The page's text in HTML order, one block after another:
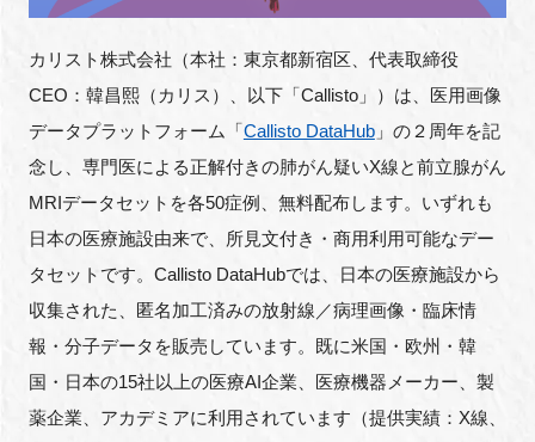
イベントお知らせメール登録
カリスト株式会社（本社：東京都新宿区、代表取締役
CEO：韓昌熙（カリス）、以下「Callisto」）は、医用画像
データプラットフォーム「Callisto DataHub」の２周年を記
念し、専門医による正解付きの肺がん疑いX線と前立腺がん
MRIデータセットを各50症例、無料配布します。いずれも
日本の医療施設由来で、所見文付き・商用利用可能なデー
タセットです。Callisto DataHubでは、日本の医療施設から
収集された、匿名加工済みの放射線／病理画像・臨床情
報・分子データを販売しています。既に米国・欧州・韓
国・日本の15社以上の医療AI企業、医療機器メーカー、製
薬企業、アカデミアに利用されています（提供実績：X線、